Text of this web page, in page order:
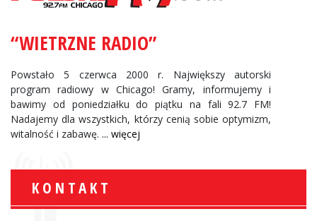
“WIETRZNE RADIO”
Powstało 5 czerwca 2000 r. Największy autorski
program radiowy w Chicago! Gramy, informujemy i
bawimy od poniedziałku do piątku na fali 92.7 FM!
Nadajemy dla wszystkich, którzy cenią sobie optymizm,
witalność i zabawę. ... więcej
KONTAKT